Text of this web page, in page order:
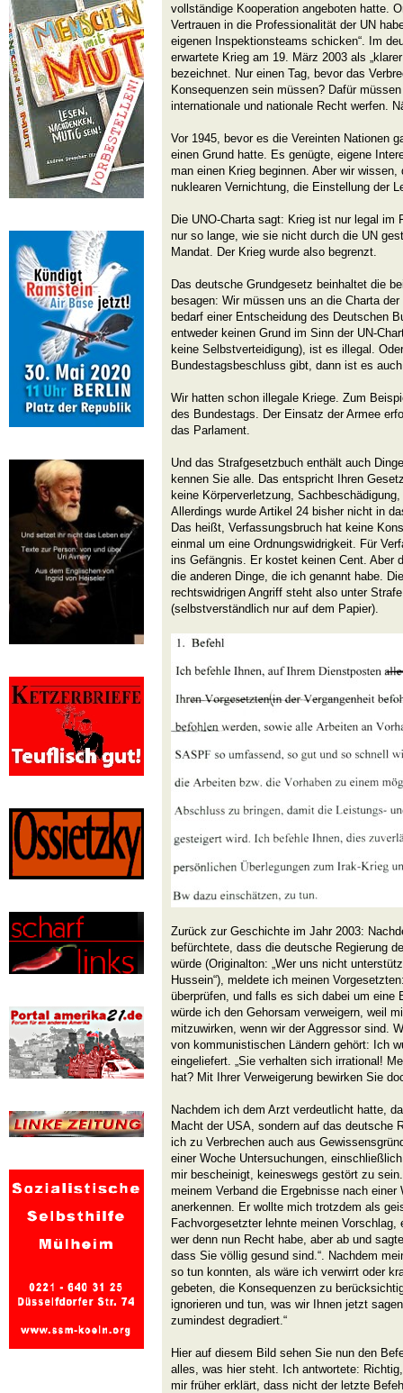
vollständige Kooperation angeboten hatte.
Vertrauen in die Professionalität der UN
eigenen Inspektionsteams schicken“. Im
erwartete Krieg am 19. März 2003 als
bezeichnet. Nur einen Tag, bevor das
Konsequenzen sein müssen? Dafür
internationale und nationale Recht werfen.
Vor 1945, bevor es die Vereinten Nationen
einen Grund hatte. Es genügte, eigene
man einen Krieg beginnen. Aber wir
nuklearen Vernichtung, die Einstellung der
Die UNO-Charta sagt: Krieg ist nur legal im
nur so lange, wie sie nicht durch die UN
Mandat. Der Krieg wurde also begrenzt.
Das deutsche Grundgesetz beinhaltet die
besagen: Wir müssen uns an die Charta
bedarf einer Entscheidung des Deutschen
entweder keinen Grund im Sinn der UN-
keine Selbstverteidigung), ist es illegal.
Bundestagsbeschluss gibt, dann ist es
Wir hatten schon illegale Kriege. Zum
des Bundestags. Der Einsatz der Armee
das Parlament.
Und das Strafgesetzbuch enthält auch
kennen Sie alle. Das entspricht Ihren
keine Körperverletzung,
Allerdings wurde Artikel 24 bisher nicht in
Das heißt, Verfassungsbruch hat keine
einmal um eine Ordnungswidrigkeit. Für
ins Gefängnis. Er kostet keinen Cent. Aber
die anderen Dinge, die ich genannt habe.
rechtswidrigen Angriff steht also unter
(selbstverständlich nur auf dem Papier).
Zurück zur Geschichte im Jahr 2003:
befürchtete, dass die deutsche Regierung
würde (Originalton: „Wer uns nicht
Hussein“), meldete ich meinen
überprüfen, und falls es sich dabei um eine
würde ich den Gehorsam verweigern, weil
mitzuwirken, wenn wir der Aggressor sind.
von kommunistischen Ländern gehört: Ich
eingeliefert. „Sie verhalten sich irrational!
hat? Mit Ihrer Verweigerung bewirken Sie
Nachdem ich dem Arzt verdeutlicht hatte,
Macht der USA, sondern auf das deutsche
ich zu Verbrechen auch aus
einer Woche Untersuchungen,
mir bescheinigt, keineswegs gestört zu
meinem Verband die Ergebnisse nach
anerkennen. Er wollte mich trotzdem als
Fachvorgesetzter lehnte meinen
wer denn nun Recht habe, aber ab und
dass Sie völlig gesund sind.“. Nachdem
so tun konnten, als wäre ich verwirrt oder
gebeten, die Konsequenzen zu
ignorieren und tun, was wir Ihnen jetzt
zumindest degradiert.“
Hier auf diesem Bild sehen Sie nun den
alles, was hier steht. Ich antwortete:
mir früher erklärt, dass nicht der letzte